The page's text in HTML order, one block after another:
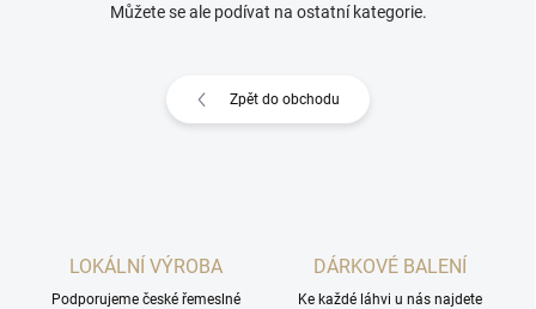
Můžete se ale podívat na ostatní kategorie.
Zpět do obchodu
LOKÁLNÍ VÝROBA
Podporujeme české řemeslné
DÁRKOVÉ BALENÍ
Ke každé láhvi u nás najdete